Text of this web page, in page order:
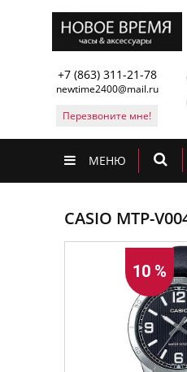
+7 (863) 311-21-78
newtime2400@mail.ru
Перезвоните мне!
МЕНЮ
CASIO MTP-
10 %